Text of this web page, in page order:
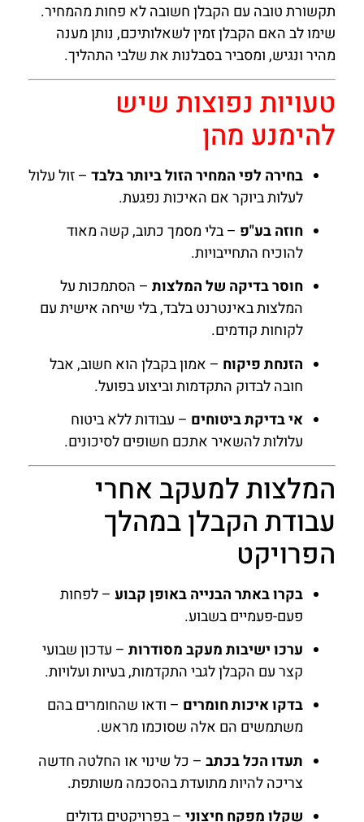
תקשורת טובה עם הקבלן חשובה לא פחות מהמחיר.
שימו לב האם הקבלן זמין לשאלותיכם, נותן מענה
מהיר ונגיש, ומסביר בסבלנות את שלבי התהליך.
טעויות נפוצות שיש
להימנע מהן
בחירה לפי המחיר הזול ביותר בלבד – זול עלול
לעלות ביוקר אם האיכות נפגעת.
חוזה בע"פ – בלי מסמך כתוב, קשה מאוד
להוכיח התחייבויות.
חוסר בדיקה של המלצות – הסתמכות על
המלצות באינטרנט בלבד, בלי שיחה אישית עם
לקוחות קודמים.
הזנחת פיקוח – אמון בקבלן הוא חשוב, אבל
חובה לבדוק התקדמות וביצוע בפועל.
אי בדיקת ביטוחים – עבודות ללא ביטוח
עלולות להשאיר אתכם חשופים לסיכונים.
המלצות למעקב אחרי
עבודת הקבלן במהלך
הפרויקט
בקרו באתר הבנייה באופן קבוע – לפחות
פעם-פעמיים בשבוע.
ערכו ישיבות מעקב מסודרות – עדכון שבועי
קצר עם הקבלן לגבי התקדמות, בעיות ועלויות.
בדקו איכות חומרים – ודאו שהחומרים בהם
משתמשים הם אלה שסוכמו מראש.
תעדו הכל בכתב – כל שינוי או החלטה חדשה
צריכה להיות מתועדת בהסכמה משותפת.
שקלו מפקח חיצוני – בפרויקטים גדולים